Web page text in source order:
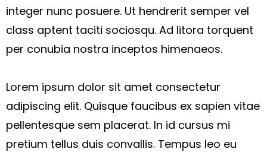
integer nunc posuere. Ut hendrerit semper vel
class aptent taciti sociosqu. Ad litora torquent
per conubia nostra inceptos himenaeos.
Lorem ipsum dolor sit amet consectetur
adipiscing elit. Quisque faucibus ex sapien vitae
pellentesque sem placerat. In id cursus mi
pretium tellus duis convallis. Tempus leo eu